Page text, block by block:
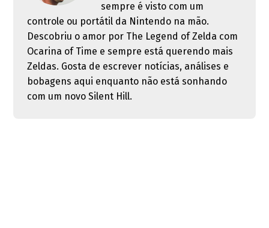
sempre é visto com um
controle ou portátil da Nintendo na mão.
Descobriu o amor por The Legend of Zelda com
Ocarina of Time e sempre está querendo mais
Zeldas. Gosta de escrever notícias, análises e
bobagens aqui enquanto não está sonhando
com um novo Silent Hill.